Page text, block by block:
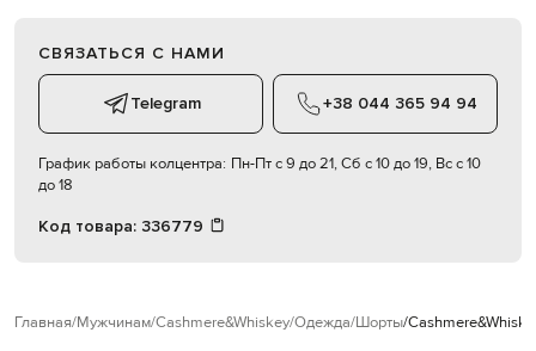
СВЯЗАТЬСЯ С НАМИ
Telegram +38 044 365 94 94
График работы колцентра: Пн-Пт с 9 до 21, Сб с 10 до 19, Вс с 10
до 18
Код товара: 336779
Главная Мужчинам Cashmere&Whiskey Одежда Шорты